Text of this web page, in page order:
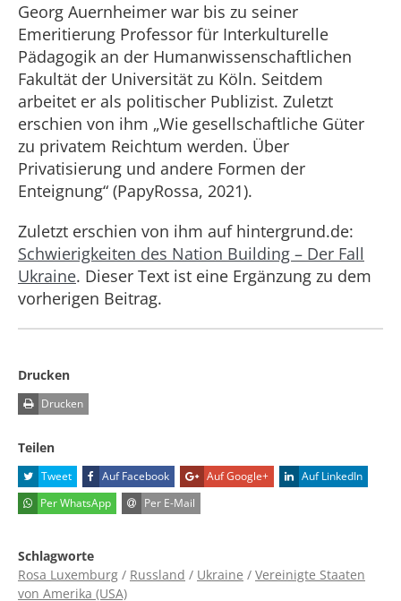
Georg Auernheimer war bis zu seiner
Emeritierung Professor für Interkulturelle
Pädagogik an der Humanwissenschaftlichen
Fakultät der Universität zu Köln. Seitdem
arbeitet er als politischer Publizist. Zuletzt
erschien von ihm „Wie gesellschaftliche Güter
zu privatem Reichtum werden. Über
Privatisierung und andere Formen der
Enteignung“ (PapyRossa, 2021).
Zuletzt erschien von ihm auf hintergrund.de:
Schwierigkeiten des Nation Building – Der Fall
Ukraine. Dieser Text ist eine Ergänzung zu dem
vorherigen Beitrag.
Drucken
Drucken
Teilen
Tweet Auf Facebook Auf Google+
Auf LinkedIn
Per WhatsApp
Per E-Mail
Schlagworte
Rosa Luxemburg / Russland / Ukraine / Vereinigte Staaten
von Amerika (USA)